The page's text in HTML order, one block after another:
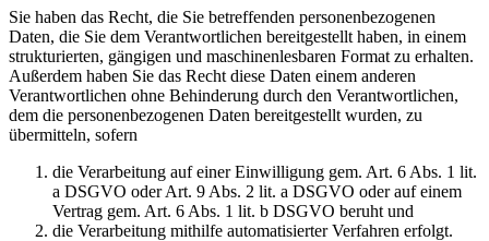
Sie haben das Recht, die Sie betreffenden personenbezogenen
Daten, die Sie dem Verantwortlichen bereitgestellt haben, in einem
strukturierten, gängigen und maschinenlesbaren Format zu erhalten.
Außerdem haben Sie das Recht diese Daten einem anderen
Verantwortlichen ohne Behinderung durch den Verantwortlichen,
dem die personenbezogenen Daten bereitgestellt wurden, zu
übermitteln, sofern
die Verarbeitung auf einer Einwilligung gem. Art. 6 Abs. 1 lit.
a DSGVO oder Art. 9 Abs. 2 lit. a DSGVO oder auf einem
Vertrag gem. Art. 6 Abs. 1 lit. b DSGVO beruht und
die Verarbeitung mithilfe automatisierter Verfahren erfolgt.